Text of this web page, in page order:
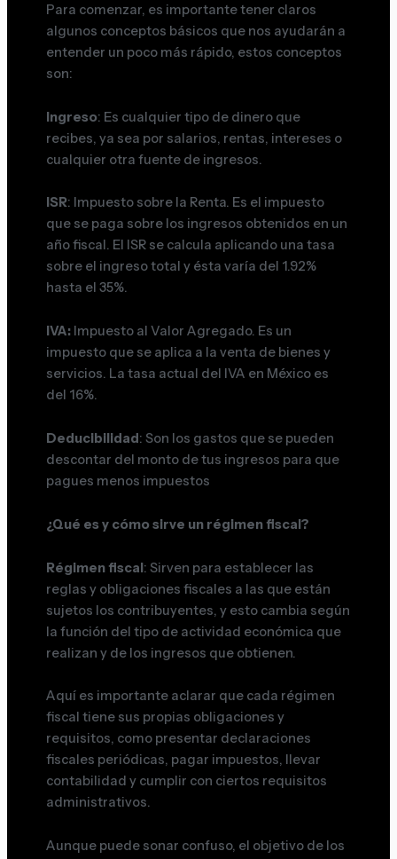
Para comenzar, es importante tener claros
algunos conceptos básicos que nos ayudarán a
entender un poco más rápido, estos conceptos
son:
Ingreso: Es cualquier tipo de dinero que
recibes, ya sea por salarios, rentas, intereses o
cualquier otra fuente de ingresos.
ISR: Impuesto sobre la Renta. Es el impuesto
que se paga sobre los ingresos obtenidos en un
año fiscal. El ISR se calcula aplicando una tasa
sobre el ingreso total y ésta varía del 1.92%
hasta el 35%.
IVA: Impuesto al Valor Agregado. Es un
impuesto que se aplica a la venta de bienes y
servicios. La tasa actual del IVA en México es
del 16%.
Deducibilidad: Son los gastos que se pueden
descontar del monto de tus ingresos para que
pagues menos impuestos
¿Qué es y cómo sirve un régimen fiscal?
Régimen fiscal: Sirven para establecer las
reglas y obligaciones fiscales a las que están
sujetos los contribuyentes, y esto cambia según
la función del tipo de actividad económica que
realizan y de los ingresos que obtienen.
Aquí es importante aclarar que cada régimen
fiscal tiene sus propias obligaciones y
requisitos, como presentar declaraciones
fiscales periódicas, pagar impuestos, llevar
contabilidad y cumplir con ciertos requisitos
administrativos.
Aunque puede sonar confuso, el objetivo de los